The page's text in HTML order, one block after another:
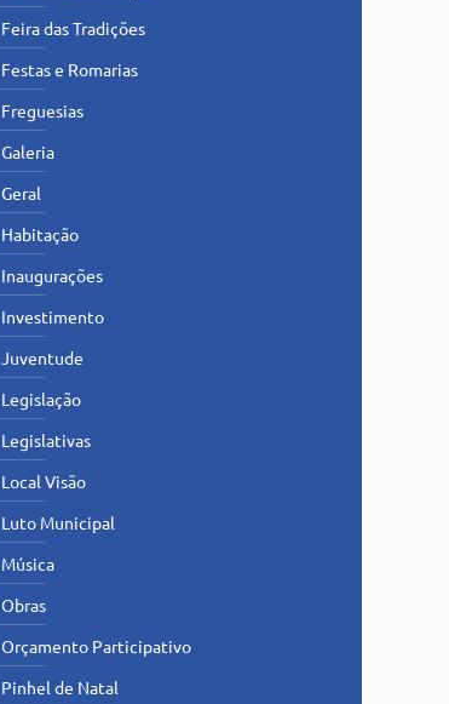
Feira das Tradições
Festas e Romarias
Freguesias
Galeria
Geral
Habitação
Inaugurações
Investimento
Juventude
Legislação
Legislativas
Local Visão
Luto Municipal
Música
Obras
Orçamento Participativo
Pinhel de Natal